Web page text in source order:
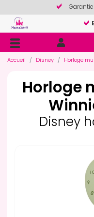
Accueil Disney Horloge
Horloge
Disney